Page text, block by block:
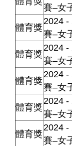
賽–女
體育獎
2024 -
賽–女
體育獎
2024 -
賽–女
體育獎
2024 -
賽–女
體育獎
2024 -
賽–女
體育獎
2024 -
賽–女